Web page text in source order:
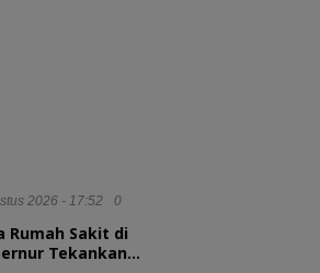
2026 - 17:52
0
Rumah Sakit di
Tekankan